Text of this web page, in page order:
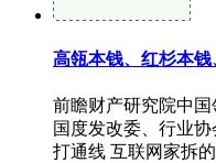
高瓴本钱、红杉本
前瞻财产研究院中国
国度发改委、行业协
打通线 互联网家拆